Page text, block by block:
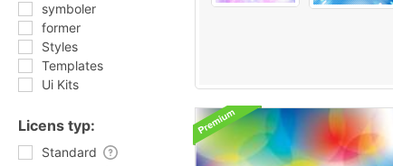
symboler
former
Styles
Templates
Ui Kits
Licens typ:
Standard